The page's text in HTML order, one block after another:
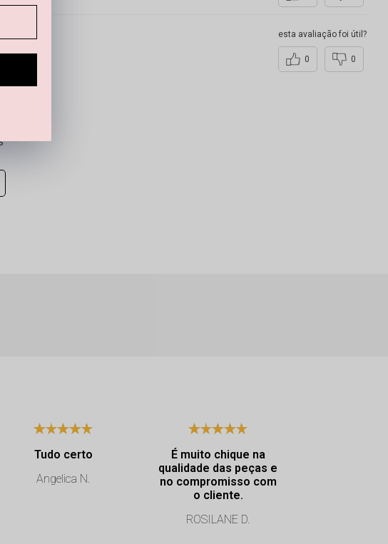
esta avaliação foi útil?
0 0
Tudo certo
Angelica N.
É muito chique na
qualidade das peças e
no compromisso com
o cliente.
ROSILANE D.